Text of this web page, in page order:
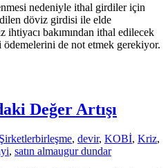
nedeniyle ithal girdiler için
döviz girdisi ile elde
ihtiyacı bakımından ithal edilecek
ödemelerini de not etmek gerekiyor.
Değer Artışı
Şirketlerbirleşme, devir, KOBİ, Kriz,
, satın almaugur dundar